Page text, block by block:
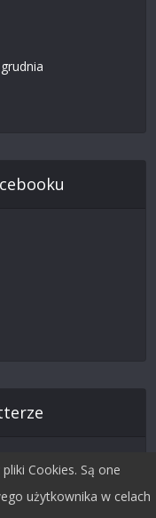
Cookies. Są one
użytkownika w celach